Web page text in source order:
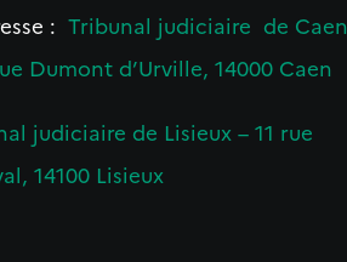
: Tribunal judiciaire de Caen
Dumont d’Urville, 14000 Caen
judiciaire de Lisieux – 11 rue
14100 Lisieux